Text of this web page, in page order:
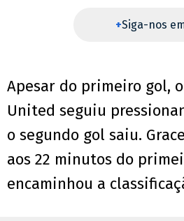
+Siga-nos
Apesar do primeiro gol,
United seguiu
o segundo gol saiu.
aos 22 minutos do
encaminhou a